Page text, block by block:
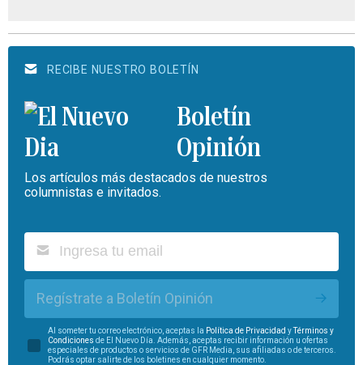
RECIBE NUESTRO BOLETÍN
Boletín
Opinión
Los artículos más destacados de nuestros
columnistas e invitados.
Regístrate a Boletín Opinión
Al someter tu correo electrónico, aceptas la Política de Privacidad yTérminos y
Condiciones de El Nuevo Día. Además, aceptas recibir información u ofertas
especiales de productos o servicios de GFR Media, sus afiliadas o de terceros.
Podrás optar salirte de los boletines en cualquier momento.